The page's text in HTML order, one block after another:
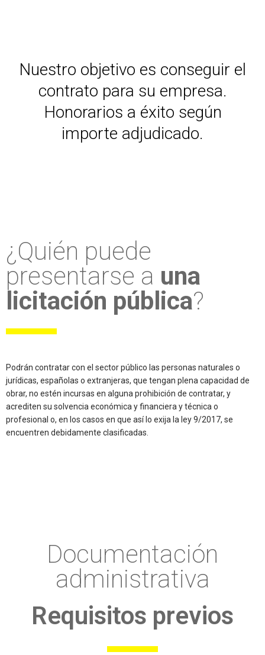
Nuestro objetivo es conseguir el
contrato para su empresa.
Honorarios a éxito según
importe adjudicado.
¿Quién puede
presentarse a una
licitación pública?
Podrán contratar con el sector público las personas naturales o
jurídicas, españolas o extranjeras, que tengan plena capacidad de
obrar, no estén incursas en alguna prohibición de contratar, y
acrediten su solvencia económica y financiera y técnica o
profesional o, en los casos en que así lo exija la ley 9/2017, se
encuentren debidamente clasificadas.
Documentación
administrativa
Requisitos previos